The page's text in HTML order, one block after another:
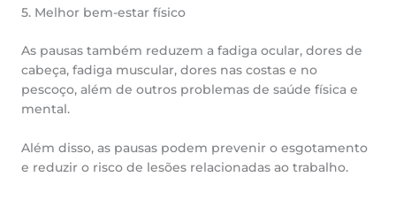
5. Melhor bem-estar físico
As pausas também reduzem a fadiga ocular, dores de
cabeça, fadiga muscular, dores nas costas e no
pescoço, além de outros problemas de saúde física e
mental.
Além disso, as pausas podem prevenir o esgotamento
e reduzir o risco de lesões relacionadas ao trabalho.